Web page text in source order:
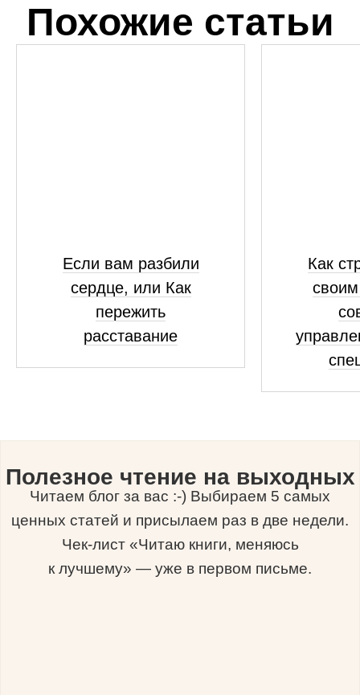
Похожие статьи
Если вам разбили
сердце, или Как
пережить
расставание
Как
Полезное чтение на выходных
Читаем блог за вас :-) Выбираем 5 самых
ценных статей и присылаем раз в две недели.
Чек-лист «Читаю книги, меняюсь
к лучшему» — уже в первом письме.